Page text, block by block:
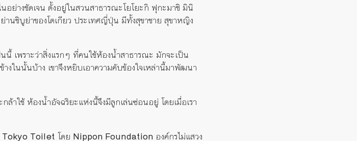
อย่างชัดเจน ตั้งอยู่ในสวนสาธารณะโยโยะกิ ฟุกะมาชิ มินิ
านชิบูย่าของโตเกียว ประเทศญี่ปุ่น มีทั้งสุขาชาย สุขาหญิง
นี้ เพราะว่าสิ่งแรกๆ ที่คนใช้ห้องน้ำสาธารณะ มักจะเป็น
งในนั้นบ้าง เขาจึงหยิบเอาความคับข้องใจเหล่านี้มาพัฒนา
ล้าใช้ ห้องน้ำอัจฉริยะแห่งนี้จึงมีลูกเล่นซ่อนอยู่ โดยเมื่อเรา
Tokyo Toilet โดย Nippon Foundationองค์กรไม่แสวง